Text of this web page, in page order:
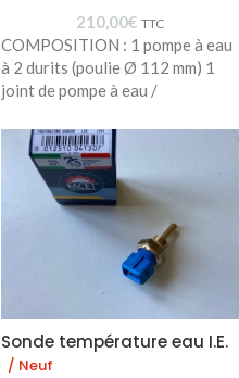
210,00€ TTC
COMPOSITION : 1 pompe à eau
à 2 durits (poulie Ø 112 mm) 1
joint de pompe à eau /
Sonde température eau I.E.
/ Neuf